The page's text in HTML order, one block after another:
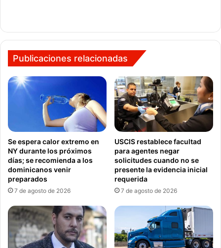
Publicaciones relacionadas
Se espera calor extremo en
NY durante los próximos
días; se recomienda a los
dominicanos venir
preparados
7 de agosto de 2026
USCIS restablece facultad
para agentes negar
solicitudes cuando no se
presente la evidencia inicial
requerida
7 de agosto de 2026